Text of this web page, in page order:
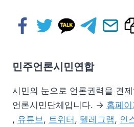
민주언론시민연합
시민의 눈으로 언론권력을 견
언론시민단체입니다. → 홈페이
, 유튜브 , 트위터 , 텔레그램 , 인